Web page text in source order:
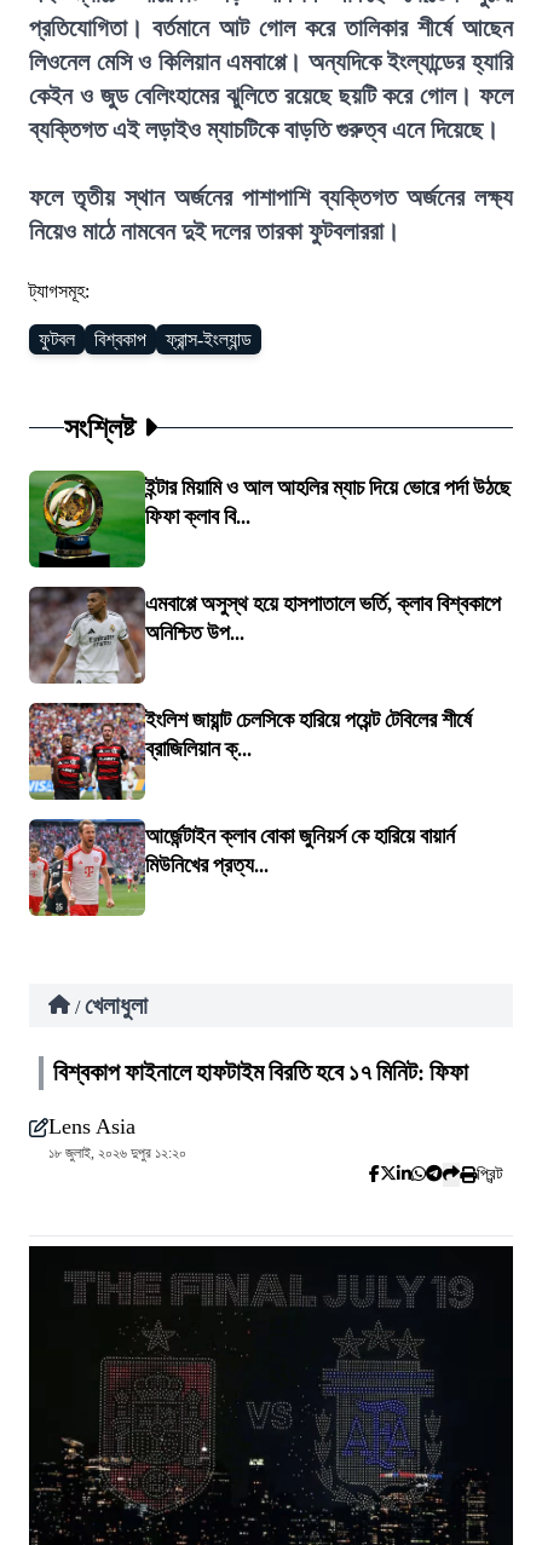
প্রতিযোগিতা। বর্তমানে আট গোল করে তালিকার শীর্ষে আছেন
লিওনেল মেসি ও কিলিয়ান এমবাপ্পে। অন্যদিকে ইংল্যান্ডের হ্যারি
কেইন ও জুড বেলিংহামের ঝুলিতে রয়েছে ছয়টি করে গোল। ফলে
ব্যক্তিগত এই লড়াইও ম্যাচটিকে বাড়তি গুরুত্ব এনে দিয়েছে।
ফলে তৃতীয় স্থান অর্জনের পাশাপাশি ব্যক্তিগত অর্জনের লক্ষ্য
নিয়েও মাঠে নামবেন দুই দলের তারকা ফুটবলাররা।
ট্যাগসমূহ:
ফুটবল বিশ্বকাপ ফ্রান্স-ইংল্যান্ড
সংশ্লিষ্ট
ইন্টার মিয়ামি ও আল আহলির ম্যাচ দিয়ে ভোরে পর্দা উঠছে
ফিফা ক্লাব বি...
এমবাপ্পে অসুস্থ হয়ে হাসপাতালে ভর্তি, ক্লাব বিশ্বকাপে
অনিশ্চিত উপ...
ইংলিশ জায়ান্ট চেলসিকে হারিয়ে পয়েন্ট টেবিলের শীর্ষে
ব্রাজিলিয়ান ক্...
আর্জেন্টাইন ক্লাব বোকা জুনিয়র্স কে হারিয়ে বায়ার্ন
মিউনিখের প্রত্য...
/ খেলাধুলা
বিশ্বকাপ ফাইনালে হাফটাইম বিরতি হবে ১৭ মিনিট: ফিফা
Lens Asia
১৮ জুলাই, ২০২৬ দুপুর ১২:২০
প্রিন্ট